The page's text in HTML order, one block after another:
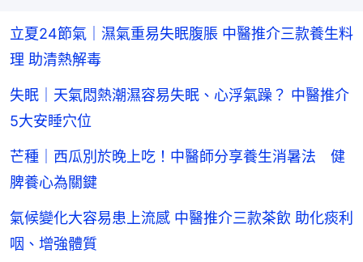
立夏24節氣｜濕氣重易失眠腹脹 中醫推介三款養生料
理 助清熱解毒
失眠｜天氣悶熱潮濕容易失眠、心浮氣躁？ 中醫推介
5大安睡穴位
芒種｜西瓜別於晚上吃！中醫師分享養生消暑法 健
脾養心為關鍵
氣候變化大容易患上流感 中醫推介三款茶飲 助化痰利
咽、增強體質